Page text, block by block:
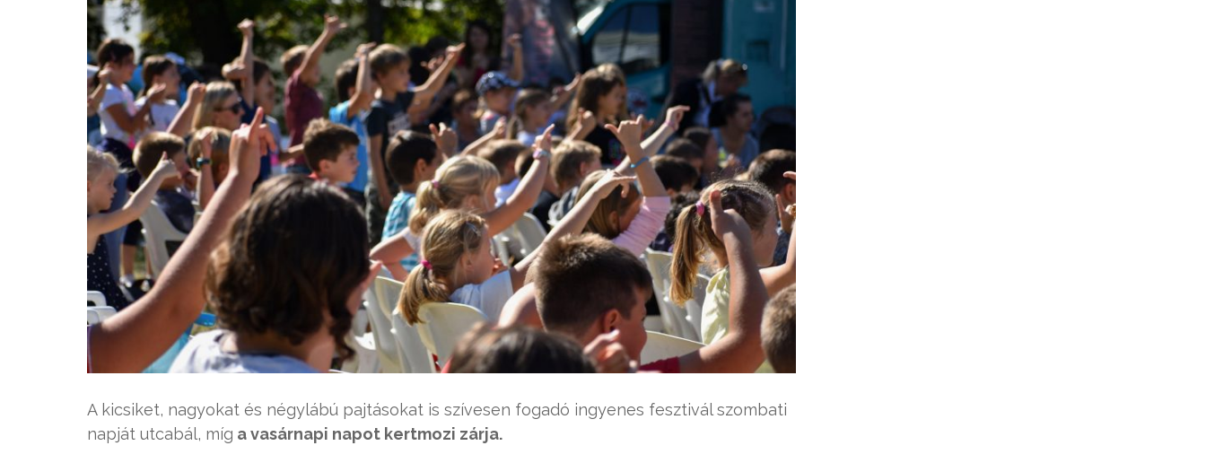
A kicsiket, nagyokat és négylábú pajtásokat is szívesen fogadó ingyenes fesztivál szombati
napját utcabál, míg a vasárnapi napot kertmozi zárja.